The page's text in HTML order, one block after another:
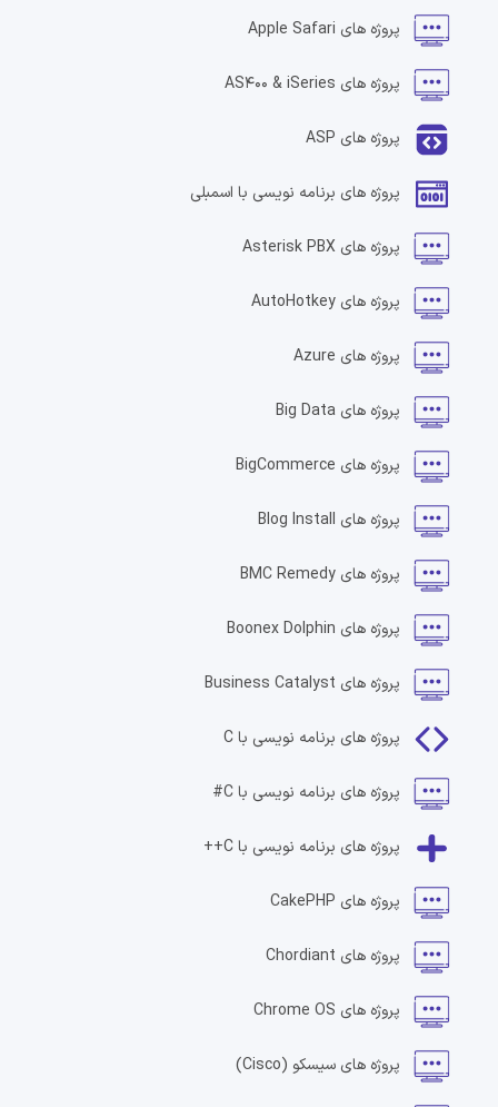
پروژه های Apple Safari
پروژه های AS400 & iSeries
پروژه های ASP
پروژه های برنامه نویسی با اسمبلی
پروژه های Asterisk PBX
پروژه های AutoHotkey
پروژه های Azure
پروژه های Big Data
پروژه های BigCommerce
پروژه های Blog Install
پروژه های BMC Remedy
پروژه های Boonex Dolphin
پروژه های Business Catalyst
پروژه های برنامه نویسی با C
پروژه های برنامه نویسی با C#
پروژه های برنامه نویسی با C++
پروژه های CakePHP
پروژه های Chordiant
پروژه های Chrome OS
پروژه های سیسکو (Cisco)